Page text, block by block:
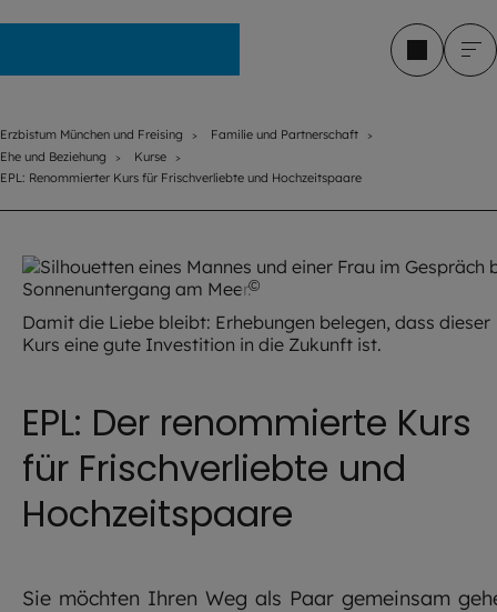
Erzbistum München und Freising
Familie und Partnerschaft
Ehe und Beziehung
Kurse
EPL: Renommierter Kurs für Frischverliebte und Hochzeitspaare
©
Damit die Liebe bleibt: Erhebungen belegen, dass dieser
Kurs eine gute Investition in die Zukunft ist.
EPL: Der renommierte Kurs
für Frischverliebte und
Hochzeitspaare
Sie möchten Ihren Weg als Paar gemeinsam